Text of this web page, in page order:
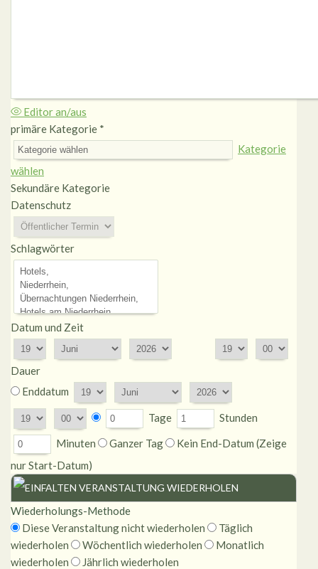
Editor an/aus
primäre Kategorie *
Kategorie
wählen
Sekundäre Kategorie
Datenschutz
Schlagwörter
Datum und Zeit
Dauer
Enddatum
Tage
Stunden
Minuten
Ganzer Tag
Kein End-Datum (Zeige
nur Start-Datum)
VERANSTALTUNG WIEDERHOLEN
Wiederholungs-Methode
Diese Veranstaltung nicht wiederholen
Täglich
wiederholen
Wöchentlich wiederholen
Monatlich
wiederholen
Jährlich wiederholen